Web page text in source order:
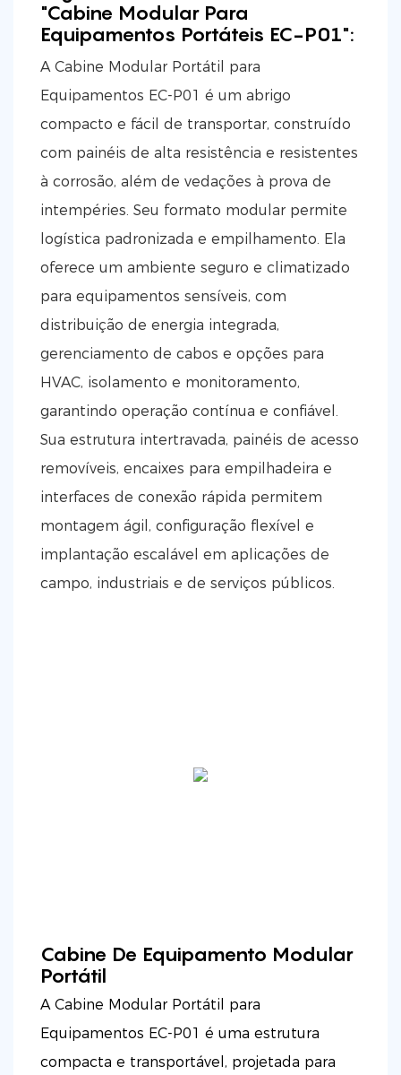
"Cabine Modular Para
Equipamentos Portáteis EC-P01":
A Cabine Modular Portátil para
Equipamentos EC-P01 é um abrigo
compacto e fácil de transportar, construído
com painéis de alta resistência e resistentes
à corrosão, além de vedações à prova de
intempéries. Seu formato modular permite
logística padronizada e empilhamento. Ela
oferece um ambiente seguro e climatizado
para equipamentos sensíveis, com
distribuição de energia integrada,
gerenciamento de cabos e opções para
HVAC, isolamento e monitoramento,
garantindo operação contínua e confiável.
Sua estrutura intertravada, painéis de acesso
removíveis, encaixes para empilhadeira e
interfaces de conexão rápida permitem
montagem ágil, configuração flexível e
implantação escalável em aplicações de
campo, industriais e de serviços públicos.
Cabine De Equipamento Modular
Portátil
A Cabine Modular Portátil para
Equipamentos EC-P01 é uma estrutura
compacta e transportável, projetada para